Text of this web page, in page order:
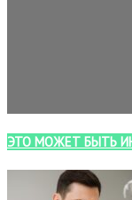
ЭТО МОЖЕТ БЫТЬ